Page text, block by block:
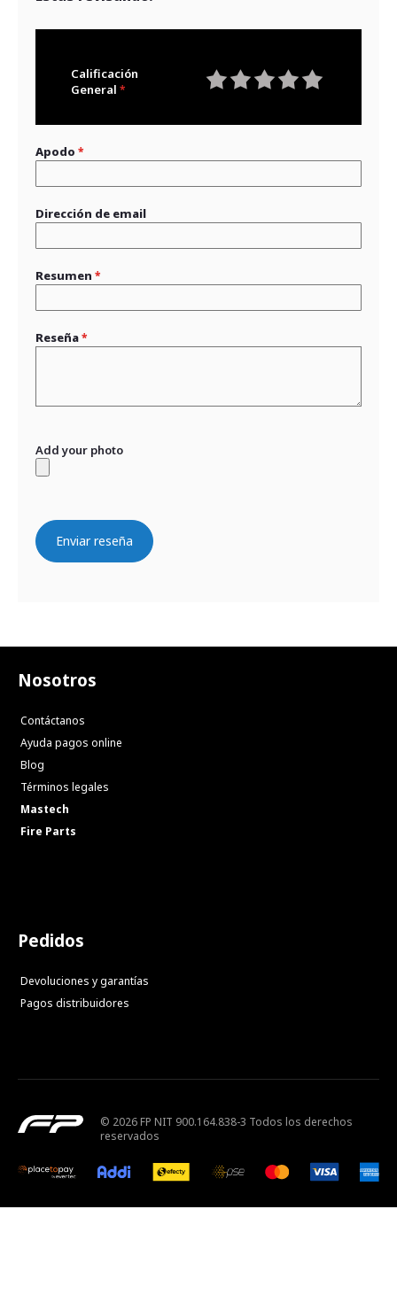
Calificación
General
Apodo
Dirección de email
Resumen
Reseña
Add your photo
Enviar reseña
Nosotros
Contáctanos
Ayuda pagos online
Blog
Términos legales
Mastech
Fire Parts
Pedidos
Devoluciones y garantías
Pagos distribuidores
© 2026 FP NIT 900.164.838-3 Todos los derechos
reservados